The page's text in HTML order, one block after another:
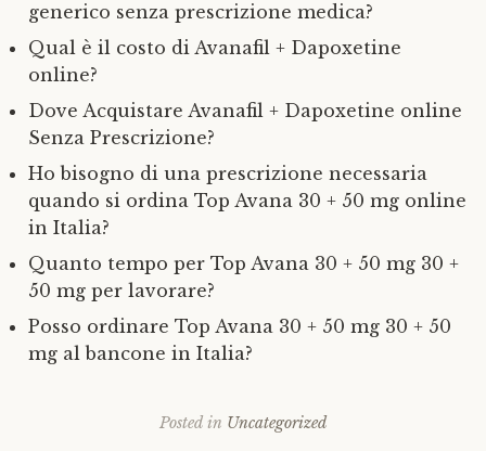
generico senza prescrizione medica?
Qual è il costo di Avanafil + Dapoxetine
online?
Dove Acquistare Avanafil + Dapoxetine online
Senza Prescrizione?
Ho bisogno di una prescrizione necessaria
quando si ordina Top Avana 30 + 50 mg online
in Italia?
Quanto tempo per Top Avana 30 + 50 mg 30 +
50 mg per lavorare?
Posso ordinare Top Avana 30 + 50 mg 30 + 50
mg al bancone in Italia?
Posted in Uncategorized